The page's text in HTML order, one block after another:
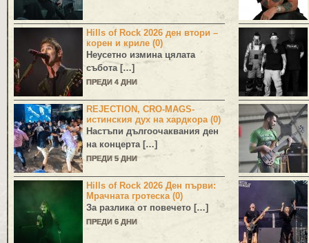
Hills of Rock 2026 ден втори –
корен и криле (0)
Неусетно измина цялата
събота […]
ПРЕДИ 4 ДНИ
REJECTION, CRO-MAGS-
истинския дух на хардкора (0)
Настъпи дългоочаквания ден
на концерта […]
ПРЕДИ 5 ДНИ
Hills of Rock 2026 Ден първи:
Мрачната гротеска (0)
За разлика от повечето […]
ПРЕДИ 6 ДНИ